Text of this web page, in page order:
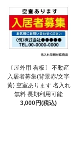
〔屋外用 看板〕 不動産
入居者募集(背景赤/文字
黄) 空室あります 名入れ
無料 長期利用可能
3,000円(税込)